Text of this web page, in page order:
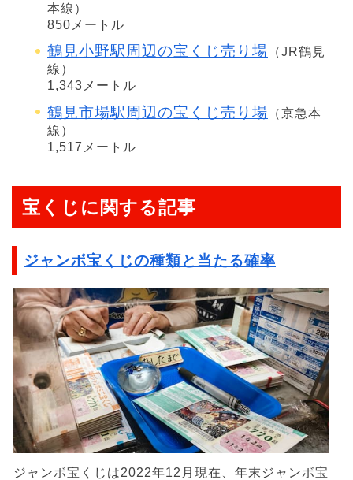
本線）
850メートル
鶴見小野駅周辺の宝くじ売り場 （JR鶴見
線）
1,343メートル
鶴見市場駅周辺の宝くじ売り場 （京急本
線）
1,517メートル
宝くじに関する記事
ジャンボ宝くじの種類と当たる確率
ジャンボ宝くじは2022年12月現在、年末ジャンボ宝